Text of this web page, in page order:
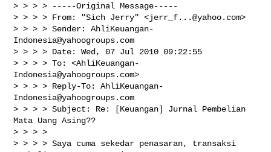
> > > > -----Original Message-----
> > > > From: "Sich Jerry" <jerr_f...@yahoo.com>
> > > > Sender: AhliKeuangan-
Indonesia@yahoogroups.com
> > > > Date: Wed, 07 Jul 2010 09:22:55
> > > > To: <AhliKeuangan-
Indonesia@yahoogroups.com>
> > > > Reply-To: AhliKeuangan-
Indonesia@yahoogroups.com
> > > > Subject: Re: [Keuangan] Jurnal Pembelian
Mata Uang Asing??
> > > >
> > > > Saya cuma sekedar penasaran, transaksi